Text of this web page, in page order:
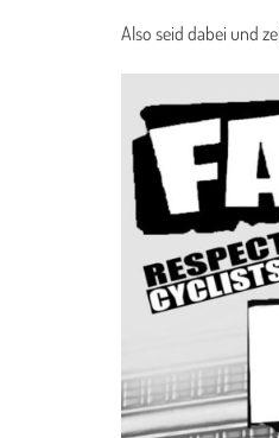
Also seid dabei und